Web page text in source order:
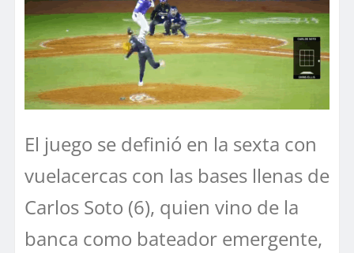
El juego se definió en la sexta con
vuelacercas con las bases llenas de
Carlos Soto (6), quien vino de la
banca como bateador emergente,